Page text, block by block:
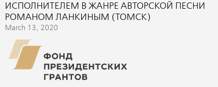
ИСПОЛНИТЕЛЕМ В ЖАНРЕ АВТОРСКОЙ ПЕСНИ
РОМАНОМ ЛАНКИНЫМ (ТОМСК)
March 13, 2020